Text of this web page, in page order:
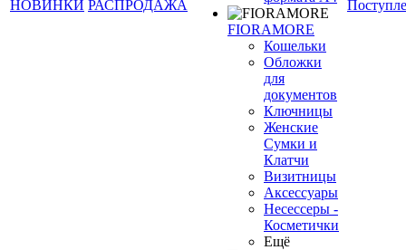
НОВИНКИ РАСПРОДАЖА
FIORAMORE
Кошельки
Обложки
для
документов
Ключницы
Женские
Сумки и
Клатчи
Визитницы
Аксессуары
Несессеры -
Косметички
Ещё